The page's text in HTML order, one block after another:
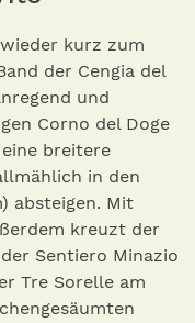
kurz zum
der Cengia del
und
Corno del Doge
breitere
in den
absteigen. Mit
kreuzt der
Sentiero Minazio
Tre Sorelle am